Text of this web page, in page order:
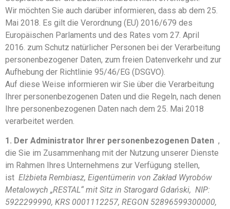
Wir möchten Sie auch darüber informieren, dass ab dem 25.
Mai 2018. Es gilt die Verordnung (EU) 2016/679 des
Europäischen Parlaments und des Rates vom 27. April
2016. zum Schutz natürlicher Personen bei der Verarbeitung
personenbezogener Daten, zum freien Datenverkehr und zur
Aufhebung der Richtlinie 95/46/EG (DSGVO).
Auf diese Weise informieren wir Sie über die Verarbeitung
Ihrer personenbezogenen Daten und die Regeln, nach denen
Ihre personenbezogenen Daten nach dem 25. Mai 2018
verarbeitet werden.
1. Der Administrator Ihrer personenbezogenen Daten ,
die Sie im Zusammenhang mit der Nutzung unserer Dienste
im Rahmen Ihres Unternehmens zur Verfügung stellen,
ist Elżbieta Rembiasz, Eigentümerin von Zakład Wyrobów
Metalowych „RESTAL“ mit Sitz in Starogard Gdański, NIP:
5922299990, KRS 0001112257, REGON 52896599300000,